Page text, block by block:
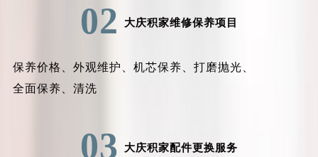
02 大庆积家维修保养项目
保养价格、 外观维护、 机芯保养、 打磨抛光、
全面保养、 清洗
03 大庆积家配件更换服务